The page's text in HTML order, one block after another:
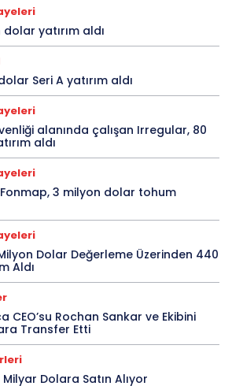
yatırım aldı
Seri A yatırım aldı
alanında çalışan Irregular, 80
aldı
3 milyon dolar tohum
Dolar Değerleme Üzerinden 440
Aldı
CEO’su Rochan Sankar ve Ekibini
Transfer Etti
Milyar Dolara Satın Alıyor